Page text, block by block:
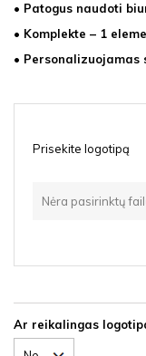
• Patogus naudoti
• Komplekte – 1
• Personalizuojamas
Prisekite logotipą
Nėra pasirinktų
Ar reikalingas